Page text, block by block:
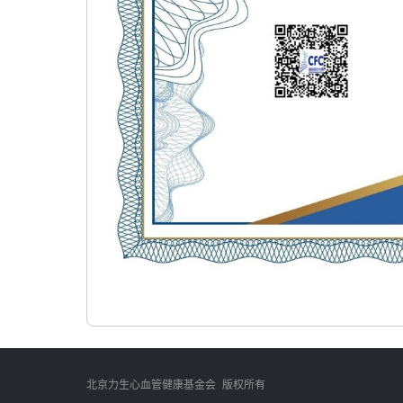
北京力生心血管健康基金会 版权所有